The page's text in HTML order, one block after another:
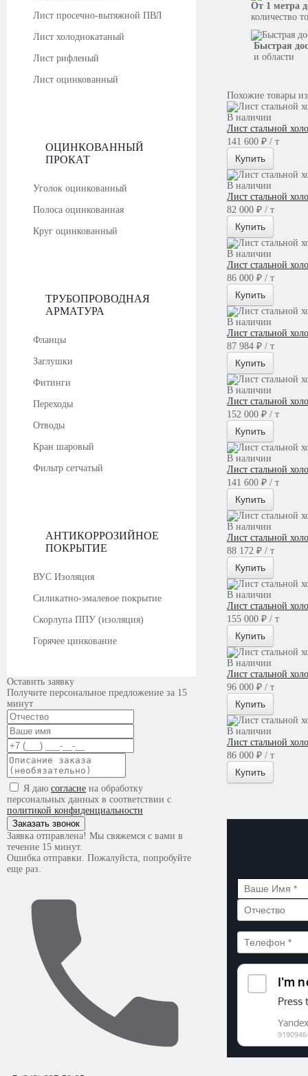
Лист просечно-вытяжной ПВЛ
Лист холоднокатаный
Лист рифленый
Лист оцинкованный
ОЦИНКОВАННЫЙ
ПРОКАТ
Уголок оцинкованный
Полоса оцинкованная
Круг оцинкованный
ТРУБОПРОВОДНАЯ
АРМАТУРА
Фланцы
Заглушки
Фитинги
Переходы
Отводы
Кран шаровый
Фильтр сетчатый
АНТИКОРРОЗИЙНОЕ
ПОКРЫТИЕ
ВУС Изоляция
Силикатно-эмалевое покрытие
Скорлупа ППУ (изоляция)
Горячее цинкование
Оставить заявку
Получите персональное предложение за 15
минут
Я даю согласие на обработку
персональных данных в соответствии с
политикой конфиденциальности
Заказать звонок
Заявка отправлена! Мы свяжемся с вами в
течение 15 минут.
Ошибка отправки. Пожалуйста, попробуйте
еще раз.
От 1 метра
количество
Быстрая
и области
Похожие товары
В наличии
Лист стальной
141 600 ₽ / т
Купить
В наличии
Лист стальной
82 000 ₽ / т
Купить
В наличии
Лист стальной
86 000 ₽ / т
Купить
В наличии
Лист стальной
87 984 ₽ / т
Купить
В наличии
Лист стальной
152 000 ₽ / т
Купить
В наличии
Лист стальной
141 600 ₽ / т
Купить
В наличии
Лист стальной
88 172 ₽ / т
Купить
В наличии
Лист стальной
155 000 ₽ / т
Купить
В наличии
Лист стальной
96 000 ₽ / т
Купить
В наличии
Лист стальной
86 000 ₽ / т
Купить